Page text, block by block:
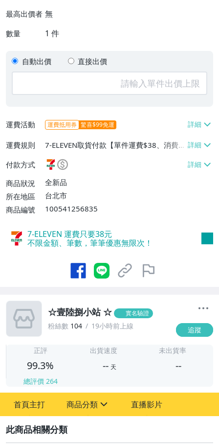
最高出價者 無
數量 1 件
自動出價 直接出價
運費活動 運費抵用券 驚喜$99免運
運費規則
7-ELEVEN取貨付款【單件運費$38、消費滿
$2500免運費】、郵局掛號【單件運費$7
0、消費滿$2500免運費】、面交/自取/不
寄送【免運費】
付款方式
商品狀況
全新品
所在地區
台北市
商品編號
100541256835
7-ELEVEN 運費只要38元
不限金額、筆數，筆筆優惠無限次！
☆壹陸捌小站 ☆ 實名驗證
粉絲數 104 19小時前上線 追蹤
正評
99.3%
總評價 264
出貨速度
-- 天
未出貨率
--
首頁主打 商品分類
居家、家具與園藝
直播影片